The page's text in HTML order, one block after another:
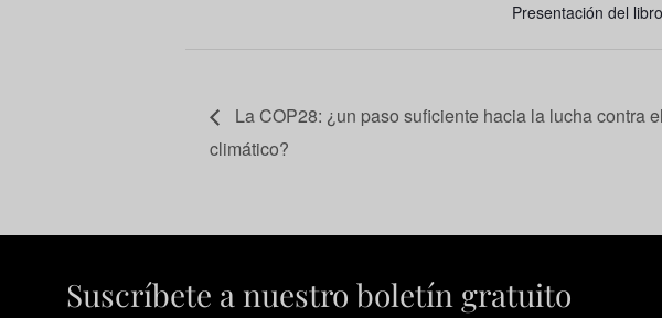
Presentación del libro
La COP28: ¿un paso suficiente hacia la lucha contra
climático?
Suscríbete a nuestro boletín gratuito